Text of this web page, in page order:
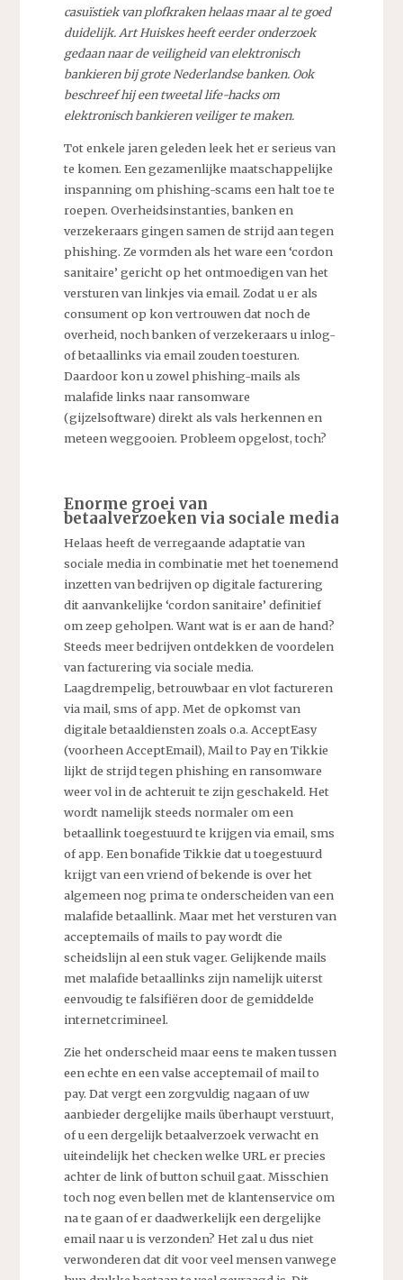
casuïstiek van plofkraken helaas maar al te goed
duidelijk. Art Huiskes heeft eerder onderzoek
gedaan naar de veiligheid van elektronisch
bankieren bij grote Nederlandse banken. Ook
beschreef hij een tweetal life-hacks om
elektronisch bankieren veiliger te maken.
Tot enkele jaren geleden leek het er serieus van
te komen. Een gezamenlijke maatschappelijke
inspanning om phishing-scams een halt toe te
roepen. Overheidsinstanties, banken en
verzekeraars gingen samen de strijd aan tegen
phishing. Ze vormden als het ware een ‘cordon
sanitaire’ gericht op het ontmoedigen van het
versturen van linkjes via email. Zodat u er als
consument op kon vertrouwen dat noch de
overheid, noch banken of verzekeraars u inlog-
of betaallinks via email zouden toesturen.
Daardoor kon u zowel phishing-mails als
malafide links naar ransomware
(gijzelsoftware) direkt als vals herkennen en
meteen weggooien. Probleem opgelost, toch?
Enorme groei van
betaalverzoeken via sociale media
Helaas heeft de verregaande adaptatie van
sociale media in combinatie met het toenemend
inzetten van bedrijven op digitale facturering
dit aanvankelijke ‘cordon sanitaire’ definitief
om zeep geholpen. Want wat is er aan de hand?
Steeds meer bedrijven ontdekken de voordelen
van facturering via sociale media.
Laagdrempelig, betrouwbaar en vlot factureren
via mail, sms of app. Met de opkomst van
digitale betaaldiensten zoals o.a. AcceptEasy
(voorheen AcceptEmail), Mail to Pay en Tikkie
lijkt de strijd tegen phishing en ransomware
weer vol in de achteruit te zijn geschakeld. Het
wordt namelijk steeds normaler om een
betaallink toegestuurd te krijgen via email, sms
of app. Een bonafide Tikkie dat u toegestuurd
krijgt van een vriend of bekende is over het
algemeen nog prima te onderscheiden van een
malafide betaallink. Maar met het versturen van
acceptemails of mails to pay wordt die
scheidslijn al een stuk vager. Gelijkende mails
met malafide betaallinks zijn namelijk uiterst
eenvoudig te falsifiëren door de gemiddelde
internetcrimineel.
Zie het onderscheid maar eens te maken tussen
een echte en een valse acceptemail of mail to
pay. Dat vergt een zorgvuldig nagaan of uw
aanbieder dergelijke mails überhaupt verstuurt,
of u een dergelijk betaalverzoek verwacht en
uiteindelijk het checken welke URL er precies
achter de link of button schuil gaat. Misschien
toch nog even bellen met de klantenservice om
na te gaan of er daadwerkelijk een dergelijke
email naar u is verzonden? Het zal u dus niet
verwonderen dat dit voor veel mensen vanwege